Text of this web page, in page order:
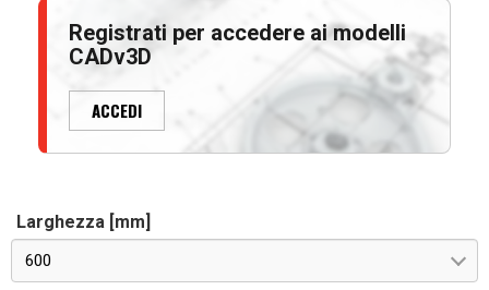
Registrati per accedere ai modelli
CADv3D
ACCEDI
Larghezza [mm]
600